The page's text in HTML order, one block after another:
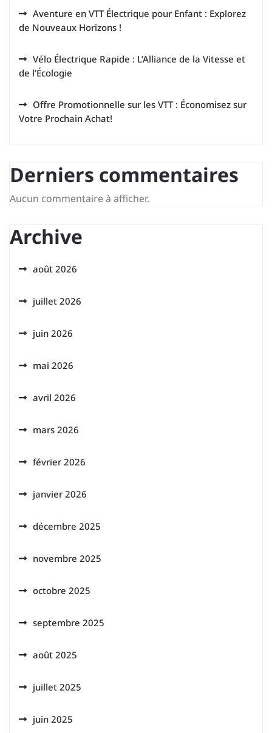
Aventure en VTT Électrique pour Enfant : Explorez
de Nouveaux Horizons !
Vélo Électrique Rapide : L’Alliance de la Vitesse et
de l’Écologie
Offre Promotionnelle sur les VTT : Économisez sur
Votre Prochain Achat!
Derniers commentaires
Aucun commentaire à afficher.
Archive
août 2026
juillet 2026
juin 2026
mai 2026
avril 2026
mars 2026
février 2026
janvier 2026
décembre 2025
novembre 2025
octobre 2025
septembre 2025
août 2025
juillet 2025
juin 2025